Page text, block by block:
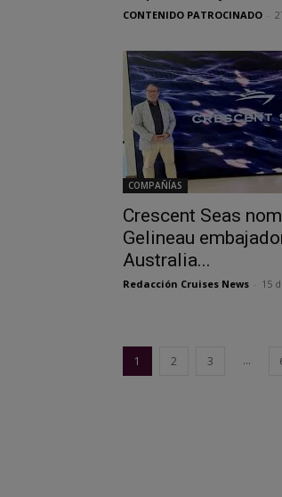
CONTENIDO PATROCINADO
COMPAÑÍAS
Crescent Seas
Gelineau
Australia...
Redacción Cruises News 15
1 2 3 ...